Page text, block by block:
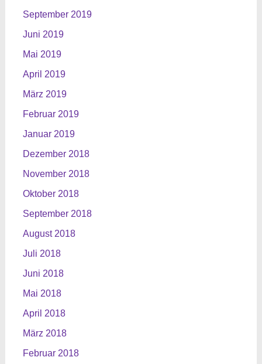
September 2019
Juni 2019
Mai 2019
April 2019
März 2019
Februar 2019
Januar 2019
Dezember 2018
November 2018
Oktober 2018
September 2018
August 2018
Juli 2018
Juni 2018
Mai 2018
April 2018
März 2018
Februar 2018